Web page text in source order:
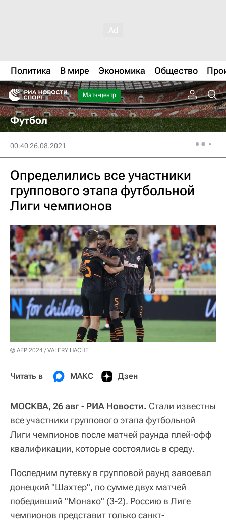
Политика В мире Экономика Общество
Матч-центр
Футбол
00:40 26.08.2021
Определились все участники
группового этапа футбольной
Лиги чемпионов
© AFP 2024 / VALERY HACHE
Читать в МАКС Дзен
МОСКВА, 26 авг - РИА Новости. Стали известны
все участники группового этапа футбольной
Лиги чемпионов после матчей раунда плей-офф
квалификации, которые состоялись в среду.
Последним путевку в групповой раунд завоевал
донецкий "Шахтер", по сумме двух матчей
победивший "Монако" (3-2). Россию в Лиге
чемпионов представит только санкт-